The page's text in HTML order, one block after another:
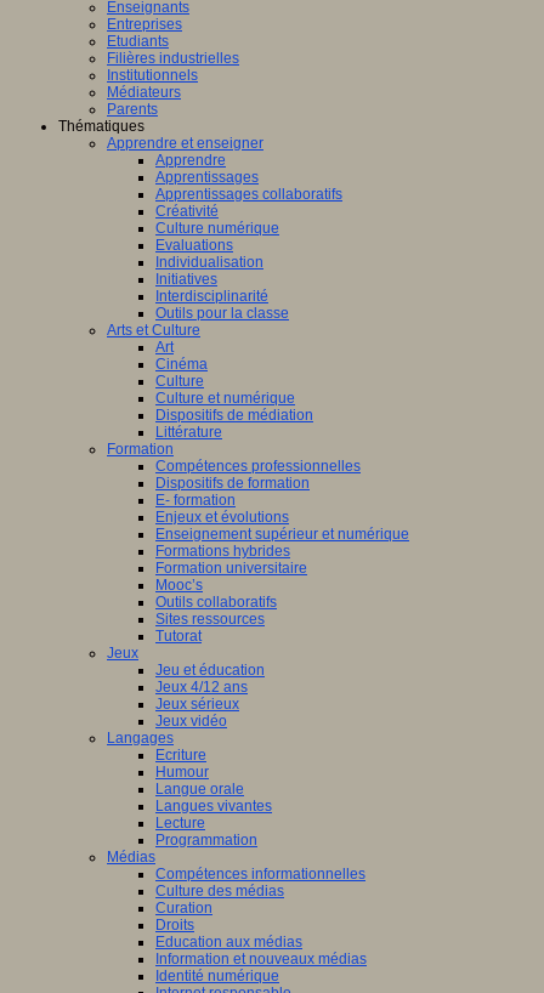
Enseignants
Entreprises
Etudiants
Filières industrielles
Institutionnels
Médiateurs
Parents
Thématiques
Apprendre et enseigner
Apprendre
Apprentissages
Apprentissages collaboratifs
Créativité
Culture numérique
Evaluations
Individualisation
Initiatives
Interdisciplinarité
Outils pour la classe
Arts et Culture
Art
Cinéma
Culture
Culture et numérique
Dispositifs de médiation
Littérature
Formation
Compétences professionnelles
Dispositifs de formation
E- formation
Enjeux et évolutions
Enseignement supérieur et numérique
Formations hybrides
Formation universitaire
Mooc’s
Outils collaboratifs
Sites ressources
Tutorat
Jeux
Jeu et éducation
Jeux 4/12 ans
Jeux sérieux
Jeux vidéo
Langages
Ecriture
Humour
Langue orale
Langues vivantes
Lecture
Programmation
Médias
Compétences informationnelles
Culture des médias
Curation
Droits
Education aux médias
Information et nouveaux médias
Identité numérique